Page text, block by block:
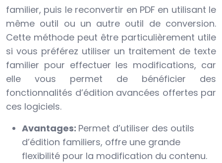
familier, puis le reconvertir en PDF en utilisant le
même outil ou un autre outil de conversion.
Cette méthode peut être particulièrement utile
si vous préférez utiliser un traitement de texte
familier pour effectuer les modifications, car
elle vous permet de bénéficier des
fonctionnalités d’édition avancées offertes par
ces logiciels.
Avantages: Permet d’utiliser des outils
d’édition familiers, offre une grande
flexibilité pour la modification du contenu.